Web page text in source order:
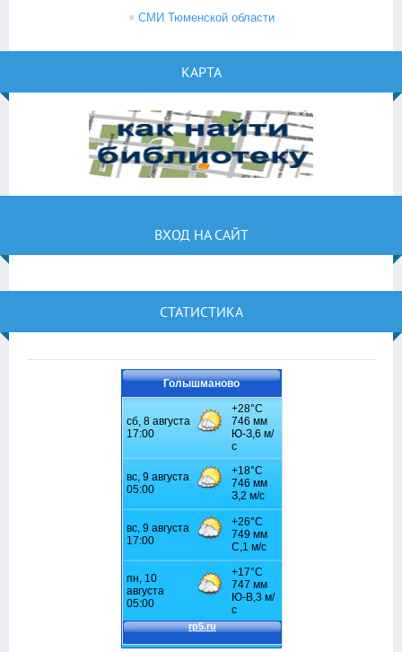
СМИ Тюменской области
КАРТА
ВХОД НА САЙТ
СТАТИСТИКА
Голышманово